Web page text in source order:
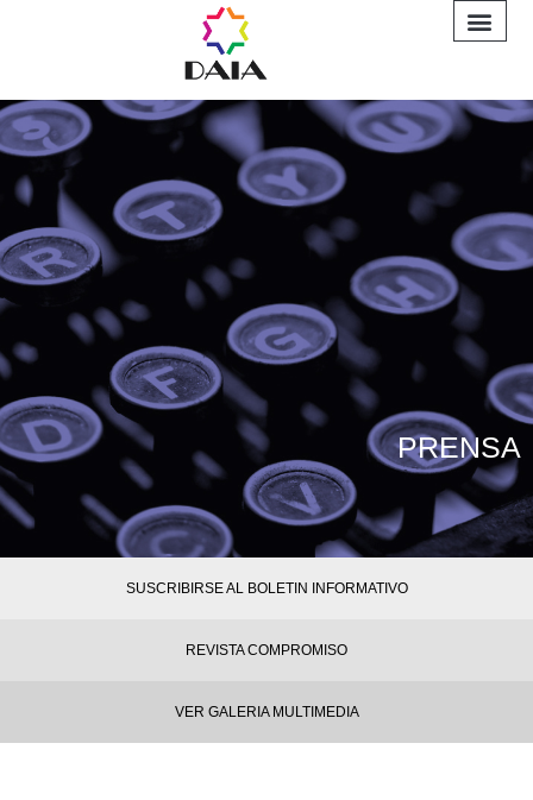
PRENSA
SUSCRIBIRSE AL BOLETIN INFORMATIVO
REVISTA COMPROMISO
VER GALERIA MULTIMEDIA